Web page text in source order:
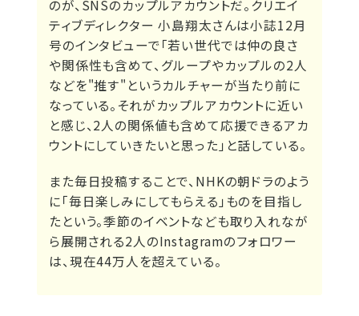
のが、SNSのカップルアカウントだ。クリエイ
ティブディレクター 小島翔太さんは小誌12月
号のインタビューで「若い世代では仲の良さ
や関係性も含めて、グループやカップルの2人
などを"推す"というカルチャーが当たり前に
なっている。それがカップルアカウントに近い
と感じ、2人の関係値も含めて応援できるアカ
ウントにしていきたいと思った」と話している。
また毎日投稿することで、NHKの朝ドラのよう
に「毎日楽しみにしてもらえる」ものを目指し
たという。季節のイベントなども取り入れなが
ら展開される2人のInstagramのフォロワー
は、現在44万人を超えている。